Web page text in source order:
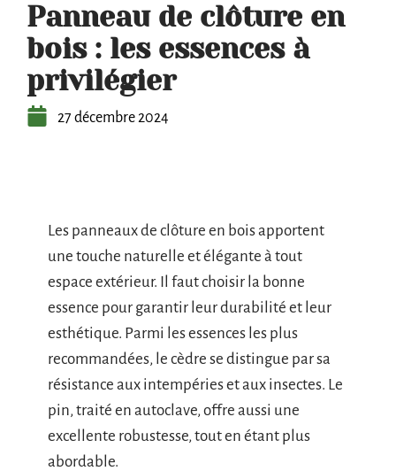
Panneau de clôture en
bois : les essences à
privilégier
27 décembre 2024
Les panneaux de clôture en bois apportent
une touche naturelle et élégante à tout
espace extérieur. Il faut choisir la bonne
essence pour garantir leur durabilité et leur
esthétique. Parmi les essences les plus
recommandées, le cèdre se distingue par sa
résistance aux intempéries et aux insectes. Le
pin, traité en autoclave, offre aussi une
excellente robustesse, tout en étant plus
abordable.